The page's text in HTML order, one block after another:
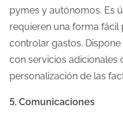
pymes y autónomos. Es
requieren una forma fácil
controlar gastos.
con servicios adicionales
personalización de las
5. Comunicaciones